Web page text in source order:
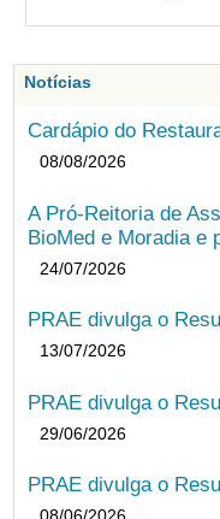
Notícias
Cardápio do
08/08/2026
A Pró-Reitoria de
BioMed e Moradia e
24/07/2026
PRAE divulga o
13/07/2026
PRAE divulga o
29/06/2026
PRAE divulga o